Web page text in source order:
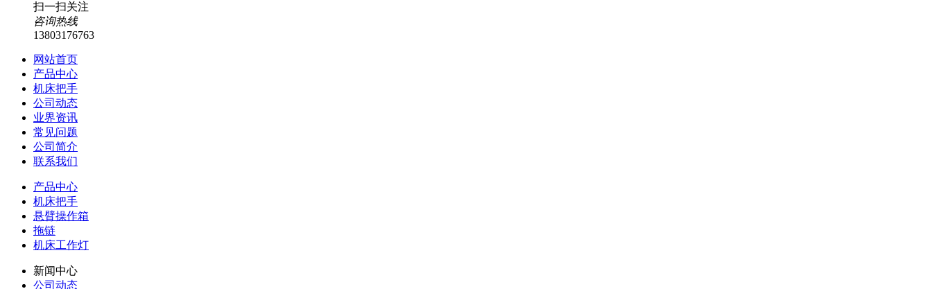
扫一扫关注
咨询热线
13803176763
网站首页
产品中心
机床把手
公司动态
业界资讯
常见问题
公司简介
联系我们
产品中心
机床把手
悬臂操作箱
拖链
机床工作灯
新闻中心
公司动态